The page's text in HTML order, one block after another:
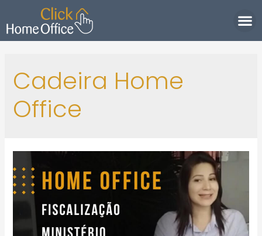
Cadeira Home
Office